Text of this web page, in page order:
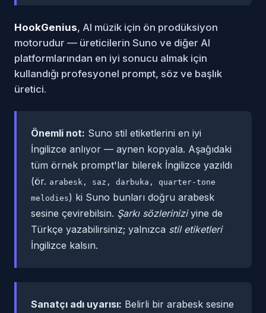
HookGenius, AI müzik için ön prodüksiyon
motorudur — üreticilerin Suno ve diğer AI
platformlarından en iyi sonucu almak için
kullandığı profesyonel prompt, söz ve başlık
üretici.
Önemli not: Suno stil etiketlerini en iyi
İngilizce anlıyor — aynen kopyala. Aşağıdaki
tüm örnek prompt'lar bilerek İngilizce yazıldı
(ör. arabesk, saz, darbuka, quarter-tone
melodies) ki Suno bunları doğru arabesk
sesine çevirebilsin. Şarkı sözleriniziyine de
Türkçe yazabilirsiniz; yalnızca stil etiketleri
İngilizce kalsın.
Sanatçı adı uyarısı: Belirli bir arabesk sesine